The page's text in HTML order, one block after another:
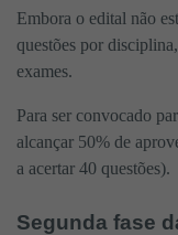
Embora o edital não
questões por
exames.
Para ser convocado
alcançar 50% de
a acertar 40 questões).
Segunda fase